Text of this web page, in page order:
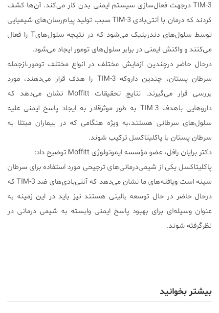
TIM-3 درجهت فعال‌سازی سیستم ایمنی بدن کار می‌کند. آن‌ها کشف
کردند که درمان با آنتی‌بادی TIM-3 سبب تولید پیام‌رسان‌های شیمیایی
توسط سلول‌های دندریتیک می‌شود که در نتیجه سلول‌هایT را فعال
می‌کنند و واکنش ایمنی در برابر سلول‌های تومور ایجاد می‌شود.
درحال حاضر درچندین آزمایش مختلف در انواع مختلف تومور،ازجمله
سرطان پستان، چندین داروکه TIM-3 را هدف قرار می‌دهند، مورد
بررسی قرار می‌گیرند. نتایج تحقیقات Moffitt نشان می‌دهد که
داروهایی باهدف TIM-3 به طور موثرقادر به ایجاد پاسخ ایمنی علیه
سلول‌های سرطانی هستند،به ویژه هنگامی که در بیماران مبتلا به
سرطان پستان با پاکلیتاکسل ترکیب شوند.
دکتر برایان رافل، عضو مؤسسه ایمونولوژی Moffitt توضیح داد:
پاکلیتاکسل یکی از شیمی‌درمانی‌های ترجیحی مورد استفاده برای سرطان
سینه است ویافته‌های ما نشان می‌دهد که آنتی‌بادی‌های ضد TIM-3 که
درحال حاضر در حال توسعه بالینی هستند نیز باید در این زمینه به
عنوان وسیله‌ای برای بهبود پاسخ ایمنی وابسته به شیمی درمانی در
نظرگرفته شوند.
بیشتر بخوانید